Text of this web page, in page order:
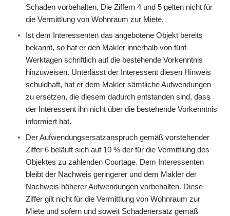
Schaden vorbehalten. Die Ziffern 4 und 5 gelten nicht für
die Vermittlung von Wohnraum zur Miete.
Ist dem Interessenten das angebotene Objekt bereits
bekannt, so hat er den Makler innerhalb von fünf
Werktagen schriftlich auf die bestehende Vorkenntnis
hinzuweisen. Unterlässt der Interessent diesen Hinweis
schuldhaft, hat er dem Makler sämtliche Aufwendungen
zu ersetzen, die diesem dadurch entstanden sind, dass
der Interessent ihn nicht über die bestehende Vorkenntnis
informiert hat.
Der Aufwendungsersatzanspruch gemäß vorstehender
Ziffer 6 beläuft sich auf 10 % der für die Vermittlung des
Objektes zu zahlenden Courtage. Dem Interessenten
bleibt der Nachweis geringerer und dem Makler der
Nachweis höherer Aufwendungen vorbehalten. Diese
Ziffer gilt nicht für die Vermittlung von Wohnraum zur
Miete und sofern und soweit Schadenersatz gemäß